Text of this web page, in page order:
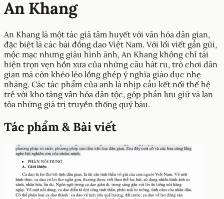
An Khang
An Khang là một tác giả tâm huyết với văn hóa dân gian,
đặc biệt là các bài đồng dao Việt Nam. Với lối viết gần gũi,
mộc mạc nhưng giàu hình ảnh, An Khang không chỉ tái
hiện trọn vẹn hồn xưa của những câu hát ru, trò chơi dân
gian mà còn khéo léo lồng ghép ý nghĩa giáo dục nhẹ
nhàng. Các tác phẩm của anh là nhịp cầu kết nối thế hệ
trẻ với kho tàng văn hóa dân tộc, góp phần lưu giữ và lan
tỏa những giá trị truyền thống quý báu.
Tác phẩm & Bài viết